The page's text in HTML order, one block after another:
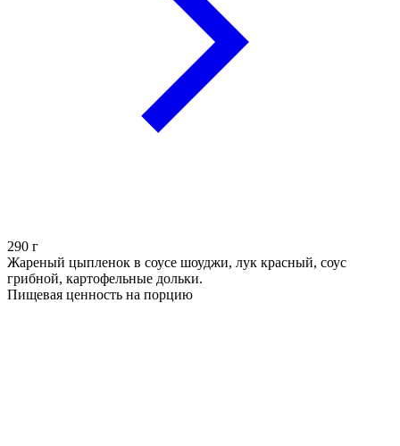
290 г
Жареный цыпленок в соусе шоуджи, лук красный, соус
грибной, картофельные дольки.
Пищевая ценность на порцию